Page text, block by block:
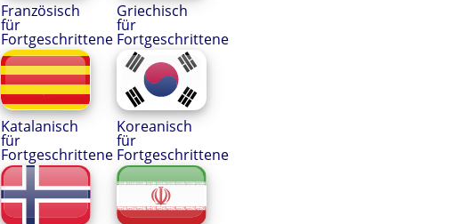
Französisch
für
Fortgeschrittene
Griechisch
für
Fortgeschrittene
Katalanisch
für
Fortgeschrittene
Koreanisch
für
Fortgeschrittene